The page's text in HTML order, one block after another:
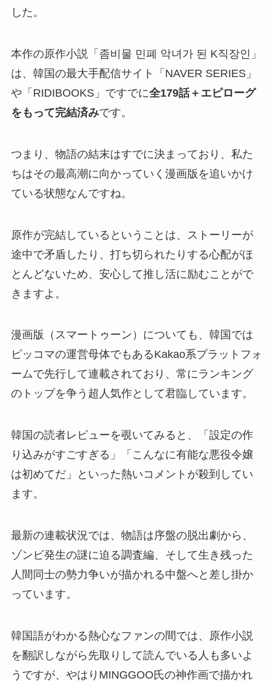
した。
本作の原作小説「좀비물 민폐 악녀가 된 K직장인」
は、韓国の最大手配信サイト「NAVER SERIES」
や「RIDIBOOKS」ですでに全179話＋エピローグ
をもって完結済みです。
つまり、物語の結末はすでに決まっており、私た
ちはその最高潮に向かっていく漫画版を追いかけ
ている状態なんですね。
原作が完結しているということは、ストーリーが
途中で矛盾したり、打ち切られたりする心配がほ
とんどないため、安心して推し活に励むことがで
きますよ。
漫画版（スマートゥーン）についても、韓国では
ピッコマの運営母体でもあるKakao系プラットフォ
ームで先行して連載されており、常にランキング
のトップを争う超人気作として君臨しています。
韓国の読者レビューを覗いてみると、「設定の作
り込みがすごすぎる」「こんなに有能な悪役令嬢
は初めてだ」といった熱いコメントが殺到してい
ます。
最新の連載状況では、物語は序盤の脱出劇から、
ゾンビ発生の謎に迫る調査編、そして生き残った
人間同士の勢力争いが描かれる中盤へと差し掛か
っています。
韓国語がわかる熱心なファンの間では、原作小説
を翻訳しながら先取りして読んでいる人も多いよ
うですが、やはりMINGGOO氏の神作画で描かれ